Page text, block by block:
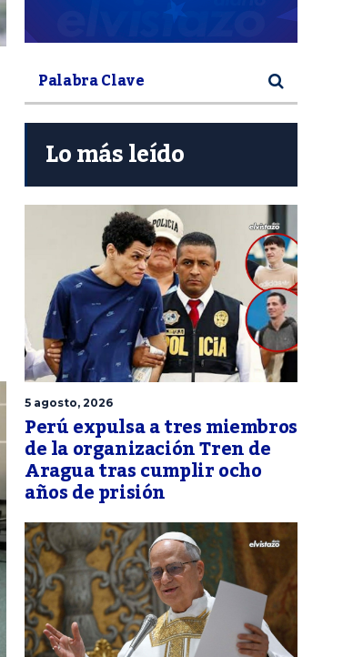
Lo más leído
5 agosto, 2026
Perú expulsa a tres miembros
de la organización Tren de
Aragua tras cumplir ocho
años de prisión